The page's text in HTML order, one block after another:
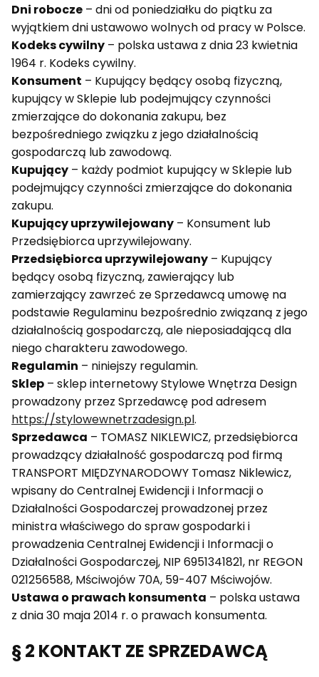
Dni robocze – dni od poniedziałku do piątku za
wyjątkiem dni ustawowo wolnych od pracy w Polsce.
Kodeks cywilny – polska ustawa z dnia 23 kwietnia
1964 r. Kodeks cywilny.
Konsument – Kupujący będący osobą fizyczną,
kupujący w Sklepie lub podejmujący czynności
zmierzające do dokonania zakupu, bez
bezpośredniego związku z jego działalnością
gospodarczą lub zawodową.
Kupujący – każdy podmiot kupujący w Sklepie lub
podejmujący czynności zmierzające do dokonania
zakupu.
Kupujący uprzywilejowany – Konsument lub
Przedsiębiorca uprzywilejowany.
Przedsiębiorca uprzywilejowany – Kupujący
będący osobą fizyczną, zawierający lub
zamierzający zawrzeć ze Sprzedawcą umowę na
podstawie Regulaminu bezpośrednio związaną z jego
działalnością gospodarczą, ale nieposiadającą dla
niego charakteru zawodowego.
Regulamin – niniejszy regulamin.
Sklep – sklep internetowy Stylowe Wnętrza Design
prowadzony przez Sprzedawcę pod adresem
https://stylowewnetrzadesign.pl.
Sprzedawca – TOMASZ NIKLEWICZ, przedsiębiorca
prowadzący działalność gospodarczą pod firmą
TRANSPORT MIĘDZYNARODOWY Tomasz Niklewicz,
wpisany do Centralnej Ewidencji i Informacji o
Działalności Gospodarczej prowadzonej przez
ministra właściwego do spraw gospodarki i
prowadzenia Centralnej Ewidencji i Informacji o
Działalności Gospodarczej, NIP 6951341821, nr REGON
021256588, Mściwojów 70A, 59-407 Mściwojów.
Ustawa o prawach konsumenta – polska ustawa
z dnia 30 maja 2014 r. o prawach konsumenta.
§ 2 KONTAKT ZE SPRZEDAWCĄ